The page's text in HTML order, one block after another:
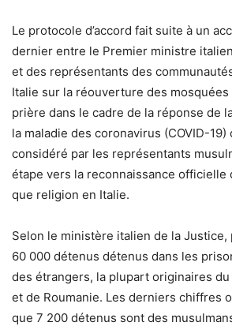
Le protocole d’accord fait suite à un
dernier entre le Premier ministre
et des représentants des
Italie sur la réouverture des mosquées
prière dans le cadre de la réponse de
la maladie des coronavirus (COVID-19)
considéré par les représentants
étape vers la reconnaissance officielle
que religion en Italie.
Selon le ministère italien de la Justice,
60 000 détenus détenus dans les
des étrangers, la plupart originaires
et de Roumanie. Les derniers chiffres
que 7 200 détenus sont des